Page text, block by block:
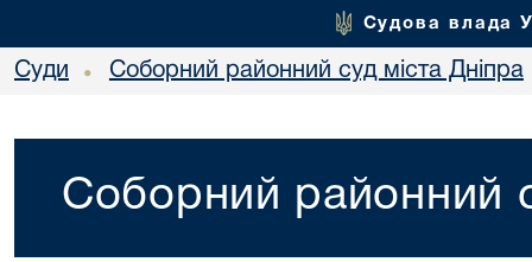
Судова влада
Суди • Соборний районний суд міста Дніпра
Соборний районний